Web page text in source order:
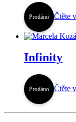
Prodáno Čtěte
Infinity
Prodáno Čtěte